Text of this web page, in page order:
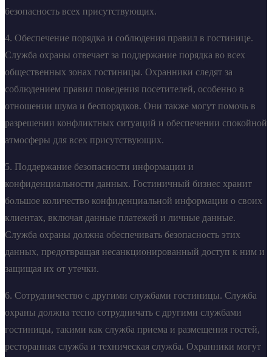
безопасность всех присутствующих.
4. Обеспечение порядка и соблюдения правил в гостинице.
Служба охраны отвечает за поддержание порядка во всех
общественных зонах гостиницы. Охранники следят за
соблюдением правил поведения посетителей, особенно в
отношении шума и беспорядков. Они также могут помочь в
разрешении конфликтных ситуаций и обеспечении спокойной
атмосферы для всех присутствующих.
5. Поддержание безопасности информации и
конфиденциальности данных. Гостиничный бизнес хранит
большое количество конфиденциальной информации о своих
клиентах, включая данные платежей и личные данные.
Служба охраны должна обеспечивать безопасность этих
данных, предотвращая несанкционированный доступ к ним и
защищая их от утечки.
6. Сотрудничество с другими службами гостиницы. Служба
охраны должна тесно сотрудничать с другими службами
гостиницы, такими как служба приема и размещения гостей,
ресторанная служба и техническая служба. Охранники могут